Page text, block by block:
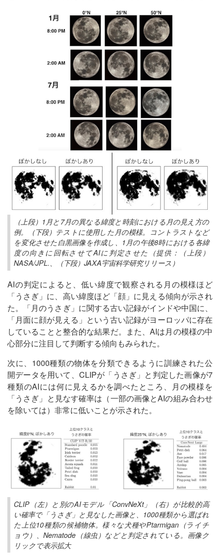
（上段）1月と7月の異なる緯度と時刻における月の見え方の
例。（下段）テストに使用した月の模様。コントラストなど
を変化させた白黒画像を作成し、1月の午後8時における各緯
度の向きに回転させてAIに判定させた（提供：（上段）
NASA/JPL.、（下段）JAXA宇宙科学研究リリース）
AIの判定によると、低い緯度で観察される月の模様ほど
「うさぎ」に、高い緯度ほど「顔」に見える傾向が示され
た。「月のうさぎ」に関する古い記録がインドや中国に、
「月面に顔が見える」という古い記録がヨーロッパに存在
していることと整合的な結果だ。また、AIは月の模様の中
心部分に注目して判断する傾向もみられた。
次に、1000種類の物体を分類できるように訓練された公
開データを用いて、CLIPが「うさぎ」と判定した画像が7
種類のAIには何に見えるかを調べたところ、月の模様を
「うさぎ」と見なす確率は（一部の画像とAIの組み合わせ
を除いては）非常に低いことが示された。
CLIP（左）と別のAIモデル「ConvNeXt」（右）が比較的高
い確率で「うさぎ」と見なした画像と、1000種類から選ばれ
た上位10種類の候補物体。様々な犬種やPtarmigan（ライチ
ョウ）、Nematode（線虫）などと判定されている。画像ク
リックで表示拡大